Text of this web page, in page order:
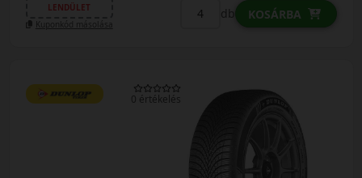
LENDÜLET
Kuponkód másolása
db KOSÁRBA
0 értékelés